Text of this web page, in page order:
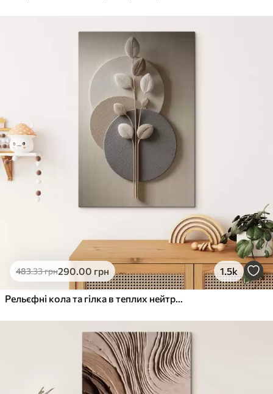
483.33грн290.00 грн 1.5k
Рельєфні кола та гілка в теплих нейтральних тонах